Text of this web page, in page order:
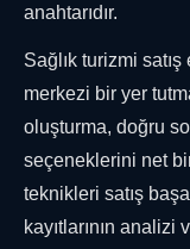
anahtarıdır.
Sağlık turizmi
merkezi bir yer
oluşturma, doğru
seçeneklerini net
teknikleri satış
kayıtlarının analizi